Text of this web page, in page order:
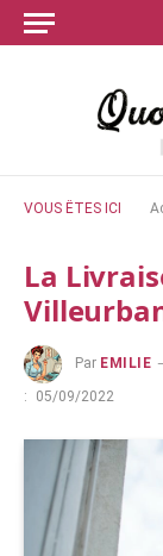
VOUS ÊTES ICI
La
Par EMILIE
:
05/09/2022